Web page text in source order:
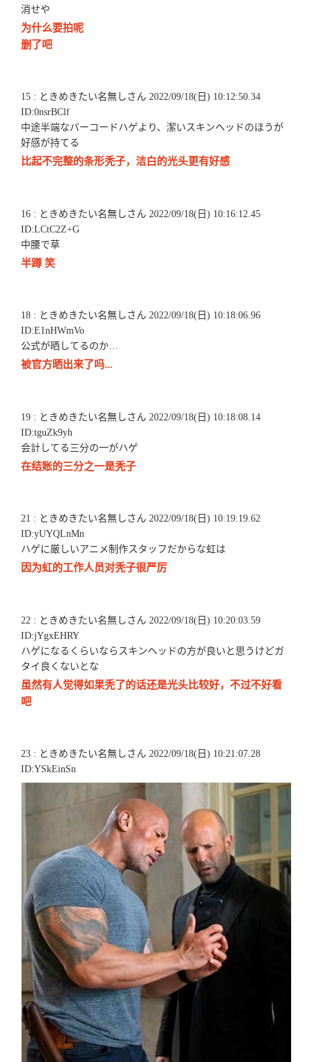
消せや
为什么要拍呢
删了吧
15 : ときめきたい名無しさん 2022/09/18(日) 10:12:50.34
ID:0nsrBClf
中途半端なバーコードハゲより、潔いスキンヘッドのほうが
好感が持てる
比起不完整的条形秃子，洁白的光头更有好感
16 : ときめきたい名無しさん 2022/09/18(日) 10:16:12.45
ID:LCtC2Z+G
中腰で草
半蹲 笑
18 : ときめきたい名無しさん 2022/09/18(日) 10:18:06.96
ID:E1nHWmVo
公式が晒してるのか…
被官方晒出来了吗...
19 : ときめきたい名無しさん 2022/09/18(日) 10:18:08.14
ID:tguZk9yh
会計してる三分の一がハゲ
在结账的三分之一是秃子
21 : ときめきたい名無しさん 2022/09/18(日) 10:19:19.62
ID:yUYQLnMn
ハゲに厳しいアニメ制作スタッフだからな虹は
因为虹的工作人员对秃子很严厉
22 : ときめきたい名無しさん 2022/09/18(日) 10:20:03.59
ID:jYgxEHRY
ハゲになるくらいならスキンヘッドの方が良いと思うけどガ
タイ良くないとな
虽然有人觉得如果秃了的话还是光头比较好，不过不好看
吧
23 : ときめきたい名無しさん 2022/09/18(日) 10:21:07.28
ID:YSkEinSn